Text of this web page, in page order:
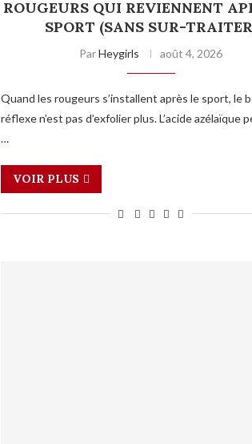
ROUGEURS QUI REVIENNENT
SPORT (SANS SUR-
ParHeygirls août 4, 2026
Quand les rougeurs s’installent après le sport, le
réflexe n’est pas d’exfolier plus. L’acide azélaïque
…
VOIR PLUS